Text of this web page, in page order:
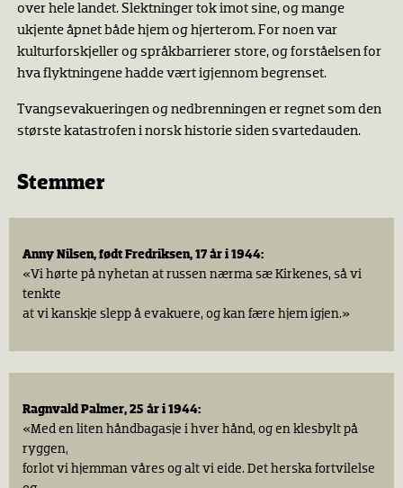
over hele landet. Slektninger tok imot sine, og mange
ukjente åpnet både hjem og hjerterom. For noen var
kulturforskjeller og språkbarrierer store, og forståelsen for
hva flyktningene hadde vært igjennom begrenset.
Tvangsevakueringen og nedbrenningen er regnet som den
største katastrofen i norsk historie siden svartedauden.
Stemmer
Anny Nilsen, født Fredriksen, 17 år i 1944:
«Vi hørte på nyhetan at russen nærma sæ Kirkenes, så vi
tenkte
at vi kanskje slepp å evakuere, og kan fære hjem igjen.»
Ragnvald Palmer, 25 år i 1944:
«Med en liten håndbagasje i hver hånd, og en klesbylt på
ryggen,
forlot vi hjemman våres og alt vi eide. Det herska fortvilelse